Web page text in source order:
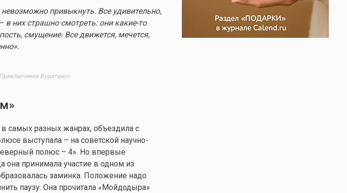
привыкнуть. Все удивительно,
в них страшно смотреть: они какие-то
смущение. Все движется, мечется,
.
Буратино»
»
в самых разных жанрах, объездила с
выступала – на советской научно-
полюс – 4». Но впервые
она принимала участие в одном из
заминка. Положение надо
паузу. Она прочитала «Мойдодыра»